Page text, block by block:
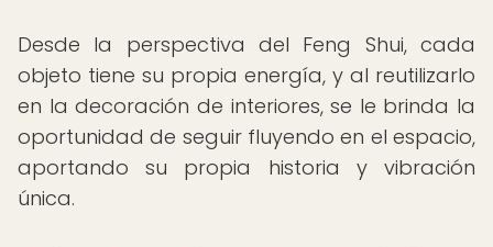
Desde la perspectiva del Feng Shui, cada
objeto tiene su propia energía, y al reutilizarlo
en la decoración de interiores, se le brinda la
oportunidad de seguir fluyendo en el espacio,
aportando su propia historia y vibración
única.